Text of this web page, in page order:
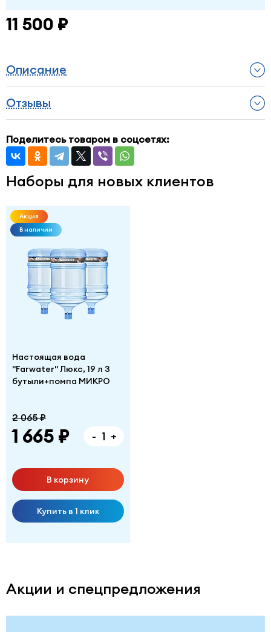
11 500 ₽
Описание
Отзывы
Поделитесь товаром в соцсетях:
Наборы для новых клиентов
Акция
В наличии
Настоящая вода
"Farwater" Люкс, 19 л 3
бутыли+помпа МИКРО
2 065 ₽
1 665 ₽ - +
В корзину
Купить в 1 клик
Акции и спецпредложения